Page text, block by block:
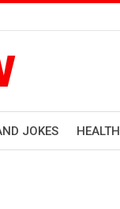
JOKES HEALTH